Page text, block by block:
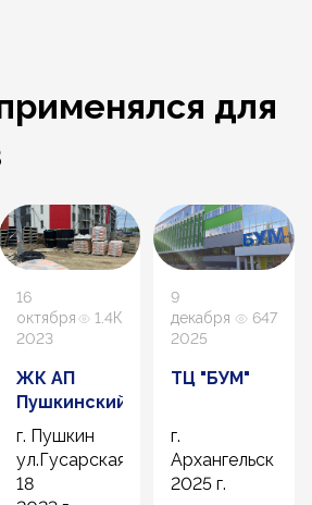
для
16
октября
2023
1.4К
ЖК АП
Пушкинский
г. Пушкин
ул.Гусарская
18
9
декабря
2025
647
ТЦ "БУМ"
г.
Архангельск
2025 г.